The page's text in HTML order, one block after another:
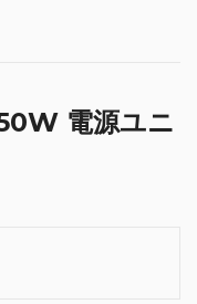
電源ユニ